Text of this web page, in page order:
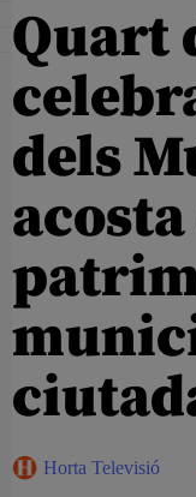
Quart
dels
Horta Televisió